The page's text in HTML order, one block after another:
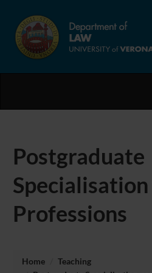
Postgraduate
Professions
Home
Teaching